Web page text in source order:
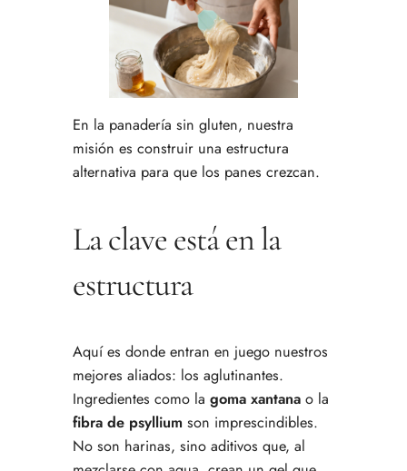
En la panadería sin gluten, nuestra
misión es construir una estructura
alternativa para que los panes crezcan.
La clave está en la
estructura
Aquí es donde entran en juego nuestros
mejores aliados: los aglutinantes.
Ingredientes como la goma xantana o la
fibra de psyllium son imprescindibles.
No son harinas, sino aditivos que, al